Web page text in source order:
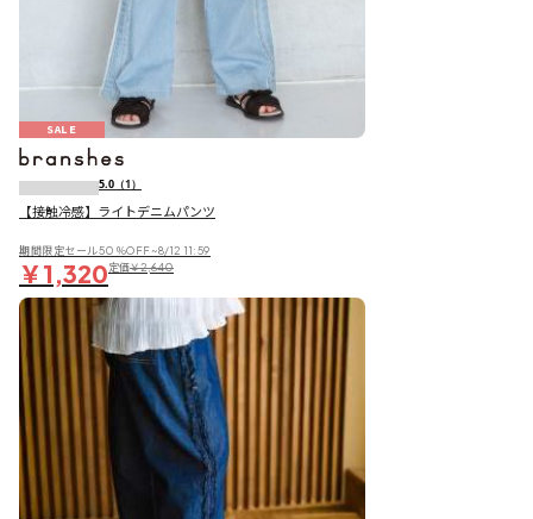
SALE
5.0 （1）
【接触冷感】ライトデニムパンツ
期間限定セール50％OFF~8/12 11:59
￥1,320定価￥2,640